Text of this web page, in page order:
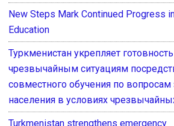
New Steps Mark Continued Progress
Education
Туркменистан укрепляет
чрезвычайным ситуациям
совместного обучения по
населения в условиях
Turkmenistan strengthens emergency